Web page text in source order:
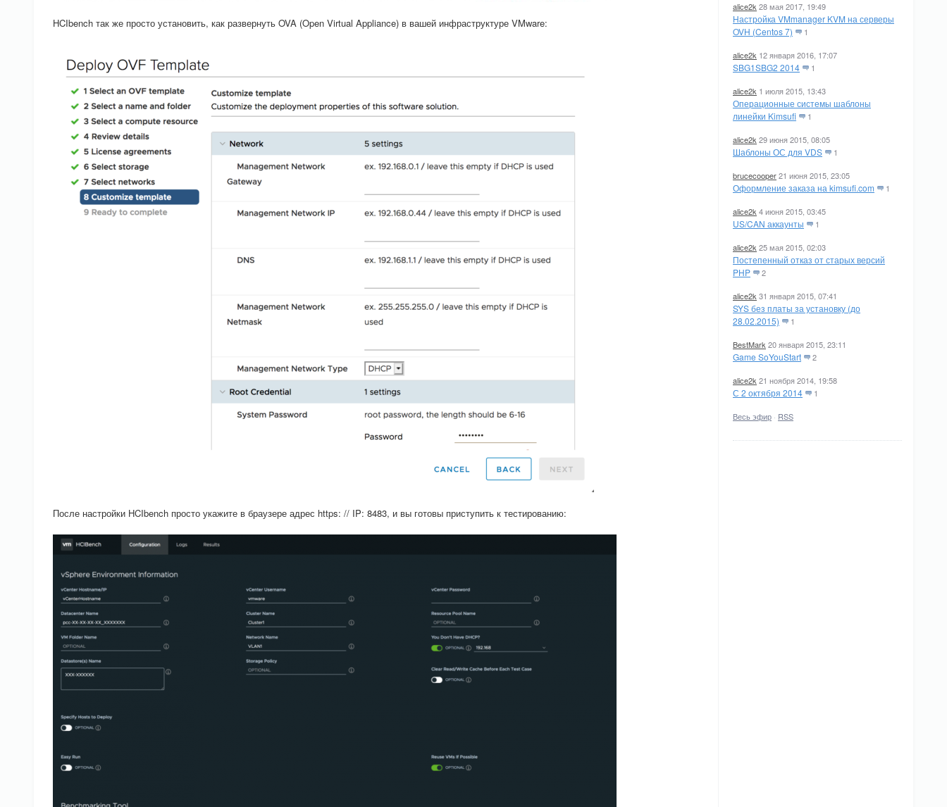
alice2k 28 мая 2017, 19:49
Настройка VMmanager KVM на серверы
OVH (Centos 7)
1
alice2k 12 января 2016, 17:07
SBG1SBG2 2014 1
alice2k 1 июля 2015, 13:43
Операционные системы шаблоны
линейки Kimsufi
1
alice2k 29 июня 2015, 08:05
Шаблоны ОС для VDS 1
brucecooper21 июня 2015, 23:05
Оформление заказа на kimsufi.com 1
alice2k 4 июня 2015, 03:45
US/CAN аккаунты 1
alice2k 25 мая 2015, 02:03
Постепенный отказ от старых версий
PHP
2
alice2k 31 января 2015, 07:41
SYS без платы за установку (до
28.02.2015)
1
BestMark 20 января 2015, 23:11
Game SoYouStart 2
alice2k 21 ноября 2014, 19:58
С 2 октября 2014 1
Весь эфир · RSS
HCIbench так же просто установить, как развернуть OVA (Open Virtual Appliance) в вашей инфраструктуре VMware:
После настройки HCIbench просто укажите в браузере адрес https: // IP: 8483, и вы готовы приступить к тестированию: